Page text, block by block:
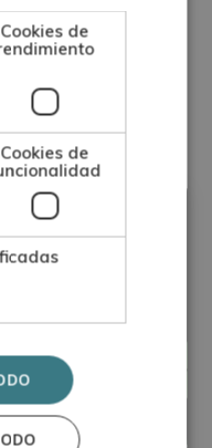
Cookies de
Cookies de